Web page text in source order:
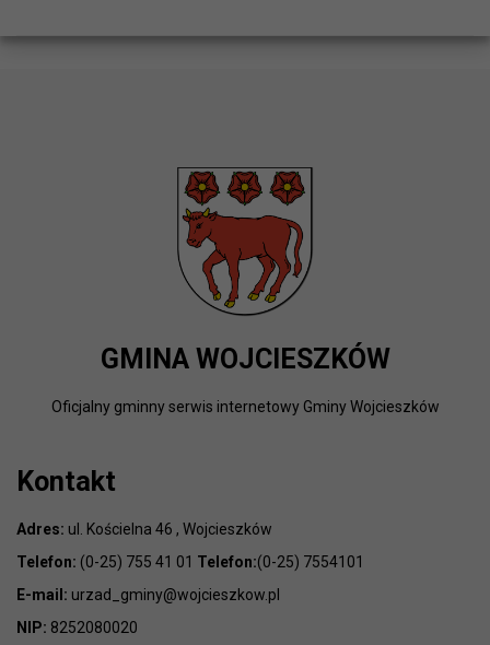
GMINA WOJCIESZKÓW
Oficjalny gminny serwis internetowy Gminy Wojcieszków
Kontakt
Adres: ul. Kościelna 46 , Wojcieszków
Telefon: (0-25) 755 41 01 Telefon:(0-25) 7554101
E-mail: urzad_gminy@wojcieszkow.pl
NIP: 8252080020